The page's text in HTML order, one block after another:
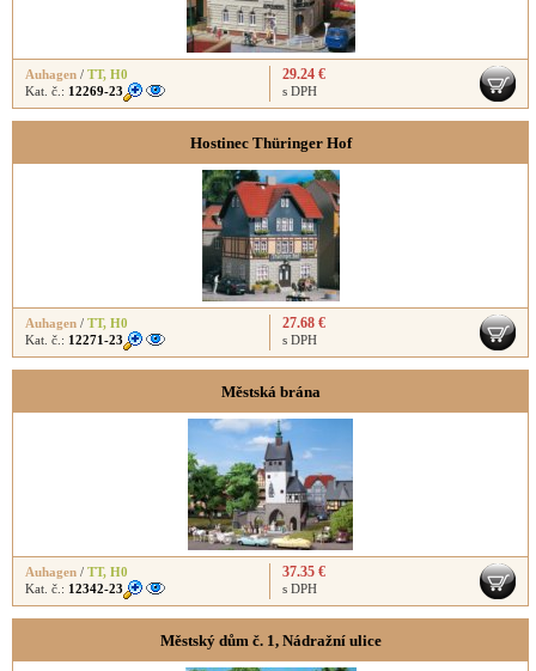
Auhagen / TT, H0
Kat. č.: 12269-23
29.24 €
s DPH
Hostinec Thüringer Hof
Auhagen / TT, H0
Kat. č.: 12271-23
27.68 €
s DPH
Městská brána
Auhagen / TT, H0
Kat. č.: 12342-23
37.35 €
s DPH
Městský dům č. 1, Nádražní ulice